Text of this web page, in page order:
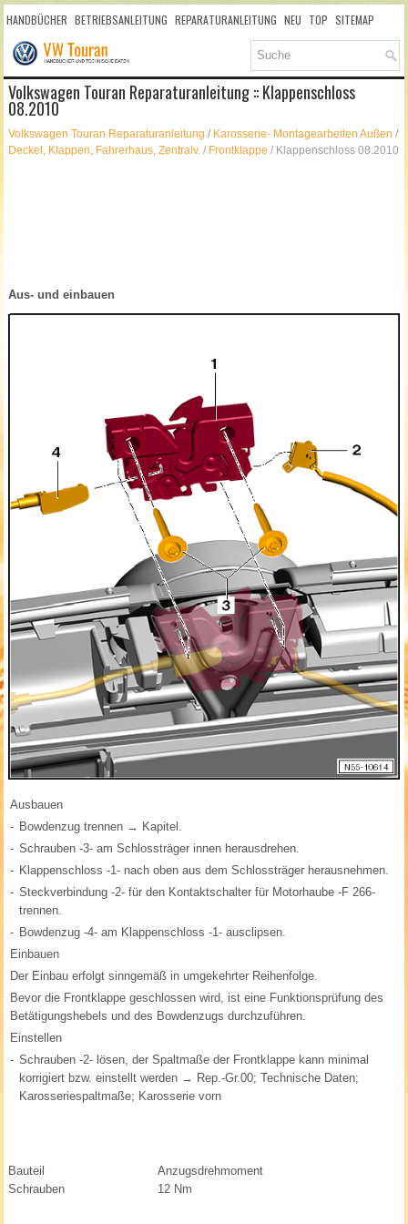
HANDBÜCHER BETRIEBSANLEITUNG REPARATURANLEITUNG NEU TOP SITEMAP
SUCHLAUF
Volkswagen Touran Reparaturanleitung :: Klappenschloss
08.2010
Volkswagen Touran Reparaturanleitung / Karosserie- Montagearbeiten Außen /
Deckel, Klappen, Fahrerhaus, Zentralv. / Frontklappe / Klappenschloss 08.2010
Aus- und einbauen
Ausbauen
- Bowdenzug trennen → Kapitel.
- Schrauben -3- am Schlossträger innen herausdrehen.
- Klappenschloss -1- nach oben aus dem Schlossträger herausnehmen.
- Steckverbindung -2- für den Kontaktschalter für Motorhaube -F 266-
trennen.
- Bowdenzug -4- am Klappenschloss -1- ausclipsen.
Einbauen
Der Einbau erfolgt sinngemäß in umgekehrter Reihenfolge.
Bevor die Frontklappe geschlossen wird, ist eine Funktionsprüfung des
Betätigungshebels und des Bowdenzugs durchzuführen.
Einstellen
- Schrauben -2- lösen, der Spaltmaße der Frontklappe kann minimal
korrigiert bzw. einstellt werden → Rep.-Gr.00; Technische Daten;
Karosseriespaltmaße; Karosserie vorn
Bauteil
Anzugsdrehmoment
Schrauben
12 Nm